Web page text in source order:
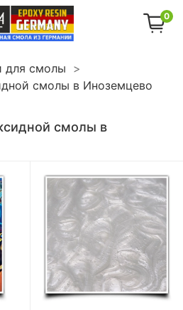
0
для смолы
смолы в Иноземцево
смолы в